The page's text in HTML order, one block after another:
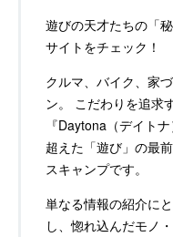
遊びの天才たちの「
サイトをチェック！
クルマ、バイク、家
ン。 こだわりを追求
『Daytona（デイト
超えた「遊び」の最
スキャンプです。
単なる情報の紹介に
し、惚れ込んだモノ